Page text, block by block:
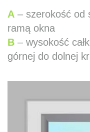
A – szerokość od
ramą okna
B – wysokość
górnej do dolnej